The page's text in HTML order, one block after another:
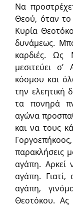
Να
Θεού, όταν το
Κυρία
δυνάμεως.
καρδιές. Ως
μεσιτεύει
κόσμου και
την ελεητική
τα πονηρά
αγώνα
και να τους
παρακλήσεις
αγάπη. Αρκεί
αγάπη.
αγάπη,
Θεοτόκου.